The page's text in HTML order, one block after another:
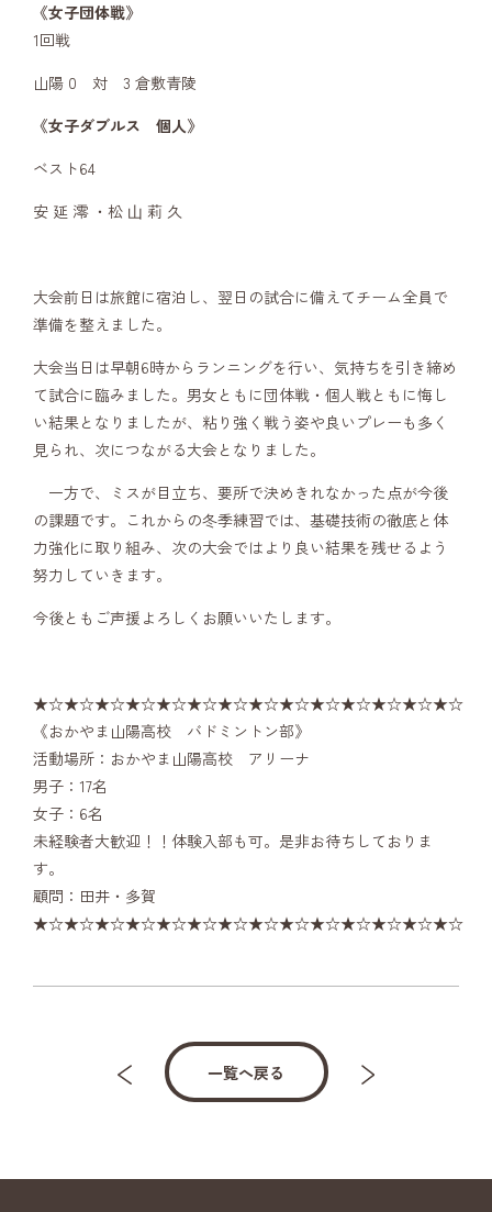
《女子団体戦》
1回戦
山陽 0 対 3 倉敷青陵
《女子ダブルス 個人》
ベスト64
安 延 澪 ・松 ⼭ 莉 久
大会前日は旅館に宿泊し、翌日の試合に備えてチーム全員で
準備を整えました。
大会当日は早朝6時からランニングを行い、気持ちを引き締め
て試合に臨みました。 男女ともに団体戦・個人戦ともに悔し
い結果となりましたが、粘り強く戦う姿や良いプレーも多く
見られ、次につながる大会となりました。
一方で、ミスが目立ち、要所で決めきれなかった点が今後
の課題です。 これからの冬季練習では、基礎技術の徹底と体
力強化に取り組み、次の大会ではより良い結果を残せるよう
努力していきます。
今後ともご声援よろしくお願いいたします。
★☆★☆★☆★☆★☆★☆★☆★☆★☆★☆★☆★☆★☆★☆
《おかやま山陽高校 バドミントン部》
活動場所：おかやま山陽高校 アリーナ
男子：17名
女子：6名
未経験者大歓迎！！体験入部も可。是非お待ちしておりま
す。
顧問：田井・多賀
★☆★☆★☆★☆★☆★☆★☆★☆★☆★☆★☆★☆★☆★☆
一覧へ戻る